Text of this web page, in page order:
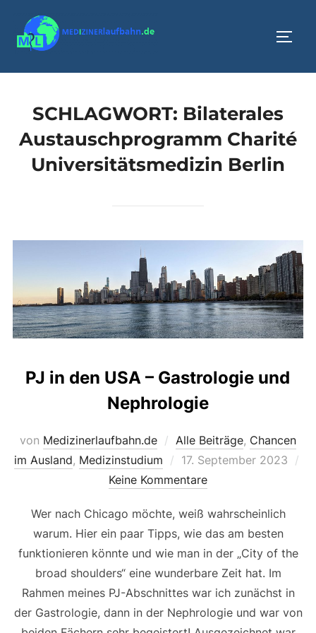
Inhalt
springen
SCHLAGWORT: Bilaterales
Austauschprogramm Charité
Universitätsmedizin Berlin
PJ in den USA – Gastrologie und
Nephrologie
von Medizinerlaufbahn.de Alle Beiträge, Chancen
im Ausland, Medizinstudium
Veröffentlicht
am
17. September 2023
Keine Kommentare
Wer nach Chicago möchte, weiß wahrscheinlich
warum. Hier ein paar Tipps, wie das am besten
funktionieren könnte und wie man in der „City of the
broad shoulders“ eine wunderbare Zeit hat. Im
Rahmen meines PJ-Abschnittes war ich zunächst in
der Gastrologie, dann in der Nephrologie und war von